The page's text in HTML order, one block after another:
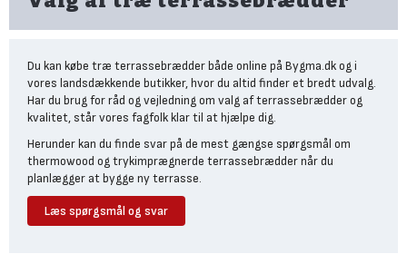
til en sølvgrå tone over tid.
knaster, hvilket understøtter et naturligt terrasseudtryk.
Holdbarhedsopfattelsen er generelt høj i forhold til prispunktet,
hvilket gør trykimprægnerede terrassebrædder til et populært
valg til både større terrasser og projekter med fokus på økonomi.
Argumenter for at vælge de klassiske
trykimprægnerede brædder
Attraktiv pris og velegnet til større terrassearealer med
fokus på økonomi.
Du kan købe træ terrassebrædder både online på Bygma.dk og i
vores landsdækkende butikker, hvor du altid finder et bredt udvalg.
Har du brug for råd og vejledning om valg af terrassebrædder og
kvalitet, står vores fagfolk klar til at hjælpe dig.
Herunder kan du finde svar på de mest gængse spørgsmål om
thermowood og trykimprægnerde terrassebrædder når du
planlægger at bygge ny terrasse.
Hvad er forskellen på
Læs spørgsmål og svar